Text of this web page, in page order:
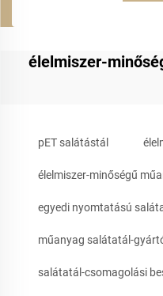
élelmiszer-
pET salátástál
élelmiszer-minőségű
egyedi nyomtatású
műanyag salátatál-
salátatál-csomagolási